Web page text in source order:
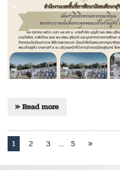
» Read more
1 2 3 … 5 »